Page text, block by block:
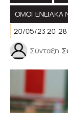
ΟΜΟΓΕΝΕΙΑΚΆ
20/05/23 20:28
Σύνταξη